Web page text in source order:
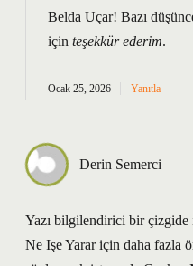
Belda Uçar! Bazı
için teşekkür ederim.
Ocak 25, 2026 Yanıtla
Derin Semerci
Yazı bilgilendirici bir
Ne Işe Yarar için daha fazla